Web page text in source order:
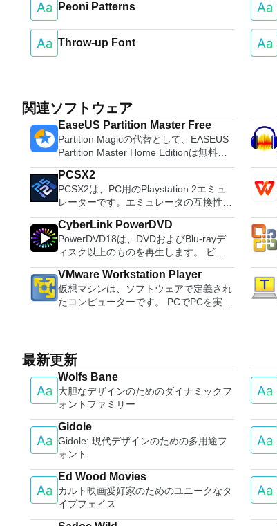
Peoni Patterns
Throw-up Font
関連ソフトウェア
EaseUS Partition Master Free
Partition Magicの代替として、EASEUS
Partition Master Home Editionは無料の
オールインワンパーティションソリュー
ションおよびディスク管理ユーティリテ
ィです。パーティションの拡張（特にシ
ステムドライブ用）、ディスク領域の管
理、MBRおよびGUIDパーティションテ
ーブル（GPT）ディスクのディスク領域
不足の問題の解決を可能にします。 パ
ーティションのサイズ変更/移動システ
ムドライブを拡張するディスクとパーテ
ィションをコピーパーティションをマー
ジ分割パーティション空き領域を再分配
するダイナミックディスクの変換パーテ
PCSX2
PCSX2は、PC用のPlaystation 2エミュ
レーターです。エミュレータの互換性率
は、プレイ可能なすべてのPS2ゲームの
80％以上を誇っています。かなり強力な
コンピューターを所有している場合、
PCSX2は優れたエミュレーターです。
また、このアプリケーションはローエン
ドコンピューターのサポートも提供する
ため、Playstation 2コンソールのすべて
の所有者は、PCで動作するゲームを見
体験をシミュレートできます。このアプ
リケーションでは、ディスクからゲーム
を直接実行することも、ハードドライブ
からISOイメージとして実行することも
できます。 主な機能は次のとおりで
す。 Savestates：ボタンを1つ押すだけ
で、ゲームの現在の「状態」を保存でき
ます。 無制限のメモリーカード：好き
から64MBまでの単一の物理カードに制
限されなくなりました。 高解像度グラ
フィックス：PCSX2を使用すると、
1080pまたは4K HDでゲームをプレイで
CyberLink PowerDVD
PowerDVD18は、DVDおよびBlu-rayデ
ィスク以上のものを再生します。 ビデ
オ、オーディオ、写真、VR 360°コンテ
ンツ、さらにはYouTubeやVimeoにとっ
ても、PowerDVD18は重要なエンターテ
イメントの仲間です。 Ultra HD HDR TV
頭するか、PCまたはラップトップでの
比類のない再生サポートと独自の強化に
より、どこにいても簡単にリラックスで
きます。 新機能は次のとおりです。 4K
DHR向けに最適化 Ultra HD Blu-ray、
4K、HEVC / H.265およびHDR10コンテ
ンツをサポート全画面モードで21：9モ
ニターで2.35：1の映画を見る常時オン
のミニビューでYouTubeライブを見る
YouTubeおよびVimeoで4K HDRおよび
360ビデオを再生 VRエクスペリエンス
の向上：Microsoft Mixed Realityヘッド
VMware Workstation Player
仮想マシンは、ソフトウェアで定義され
たコンピューターです。 PCでPCを実行
VMware Fusion、VMware Server、また
はVMware ESXで作成された仮想マシン
を簡単に操作できます。 主な機能は次
のとおりです。 1台のPCで複数のオペ
レーティングシステムを同時に実行しま
す。 インストールや構成の問題なし
に、事前構成された製品の利点を体験し
てください。 ホストコンピューターと
仮想マシン間でデータを共有します。
32ビットと64ビットの両方の仮想マシ
ンを実行します。 2-way Virtual SMPを
活用します。 サードパーティの仮想マ
シンとイメージを使用します。 ホスト
最新更新
Wolfs Bane
大胆なデザインのためのダイナミックフ
ォントファミリー
Gidole
Gidole: 現代デザインのための多用途フ
ォント
Ed Wood Movies
カルト映画愛好家のためのユニークなタ
イプフェイス